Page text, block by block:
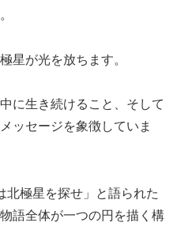
星が光を放ちます。
に生き続けること、そして
ッセージを象徴していま
北極星を探せ」と語られた
語全体が一つの円を描く構